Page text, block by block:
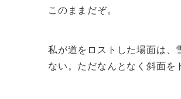
このままだぞ。
私が道をロストした場面は、
ない。ただなんとなく斜面を